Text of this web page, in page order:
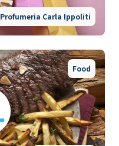
Profumeria Carla Ippoliti
Food